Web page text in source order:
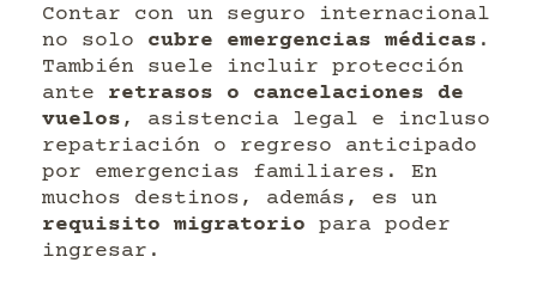
Contar con un seguro internacional
no solo cubre emergencias médicas .
También suele incluir protección
ante retrasos o cancelaciones de
vuelos , asistencia legal e incluso
repatriación o regreso anticipado
por emergencias familiares. En
muchos destinos, además, es un
requisito migratorio para poder
ingresar.